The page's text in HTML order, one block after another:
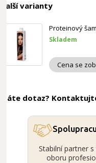
Další varianty
Proteinový
Skladem
Cena se
Máte dotaz?
Stabilní partner
oboru